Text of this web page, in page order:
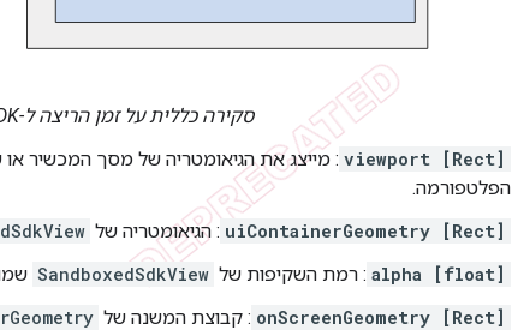
סקירה כללית על זמן הריצה ל-SDK לצפייה.
viewport [Rect] : מייצג את הגיאומטריה של מסך המכשיר
הפלטפורמה.
uiContainerGeometry [Rect] : הגיאומטריה של
alpha [float] : רמת השקיפות של SandboxedSdkView
onScreenGeometry [Rect] : קבוצת המשנה של